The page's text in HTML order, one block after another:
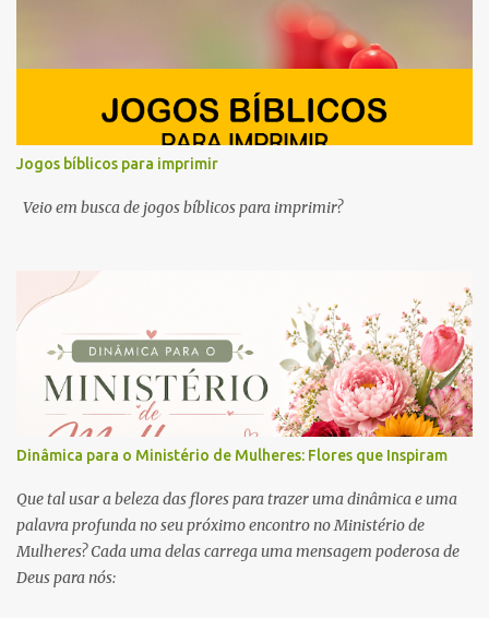
despertar a curiosidade, semear valores e cultivar a fé no coração
Jogos bíblicos para imprimir
Veio em busca de jogos bíblicos para imprimir?
Dinâmica para o Ministério de Mulheres: Flores que Inspiram
Que tal usar a beleza das flores para trazer uma dinâmica e uma
palavra profunda no seu próximo encontro no Ministério de
Mulheres? Cada uma delas carrega uma mensagem poderosa de
Deus para nós: